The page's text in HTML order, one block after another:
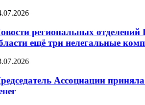
региональных
ещё три нелегальные
Ассоциации